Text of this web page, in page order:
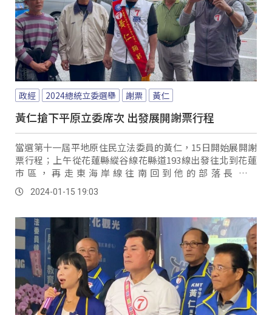
政經 2024總統立委選舉 謝票 黃仁
黃仁搶下平原立委席次 出發展開謝票行程
當選第十一屆平地原住民立法委員的黃仁，15日開始展開謝
票行程；上午從花蓮縣縱谷線花縣道193線出發往北到花蓮
市區，再走東海岸線往南回到他的部落長濱鄉
「Pakara&#8217;ac(南竹湖)」，沿路進入到各個部落，黃
仁與妻子在車上不斷揮手向族人致謝。
2024-01-15 19:03